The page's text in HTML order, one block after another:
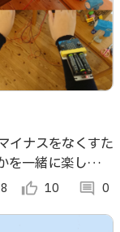
イナスをなくすた
一緒に楽しんで
ことができないか
thumb_up_alt 10 comment 0